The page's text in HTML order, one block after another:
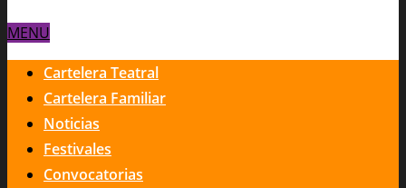
MENU
Cartelera Teatral
Cartelera Familiar
Noticias
Festivales
Convocatorias